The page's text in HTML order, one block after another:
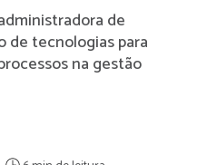
de
de tecnologias para
na gestão